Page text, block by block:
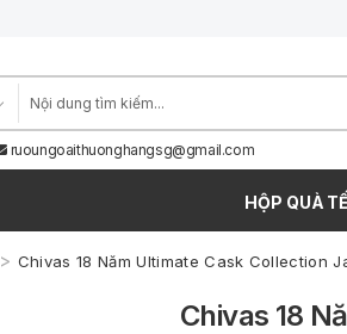
ruoungoaithuonghangsg@gmail.com
HỘP QUÀ
> Chivas 18 Năm Ultimate Cask Collection
Chivas 18